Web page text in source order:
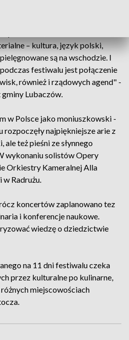
– kultura, język polski,
są na wschodzie. I
festiwalu jest połączenie
również i rządowych agend" -
Lubaczów.
w Polsce jako moniuszkowski -
rozpoczęły najpiękniejsze arie z
ale też pieśni ze słynnego
wykonaniu solistów Opery
Orkiestry Kameralnej Alla
w Radrużu.
koncertów zaplanowano tez
i konferencje naukowe.
wiedzę o dziedzictwie
na 11 dni festiwalu czeka
przez kulturalne po kulinarne,
miejscowościach